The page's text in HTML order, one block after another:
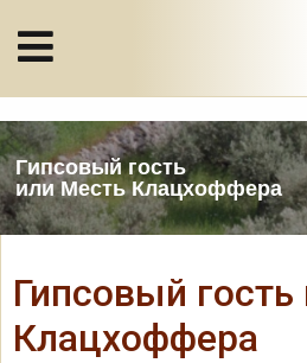
Гипсовый гость
или Месть Клацхоффера
Гипсовый
Клацхоффера